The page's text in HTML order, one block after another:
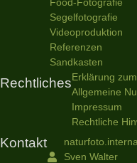
Segelfotografie
Videoproduktion
Referenzen
Sandkasten
RechtlichesErklärung
Allgemeine
Impressum
Rechtliche
Kontakt
Sven Walter